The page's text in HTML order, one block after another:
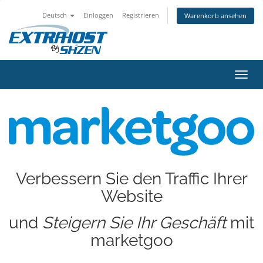
Deutsch Einloggen Registrieren Warenkorb ansehen
ein-/
Verbessern Sie den Traffic Ihrer
Website
und Steigern Sie Ihr Geschäftmit
marketgoo